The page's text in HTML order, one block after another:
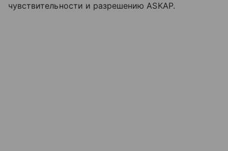
чувствительности и разрешению ASKAP.